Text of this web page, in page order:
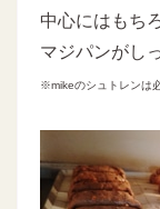
中心にはもち
マジパンがし
※mikeのシュトレンは